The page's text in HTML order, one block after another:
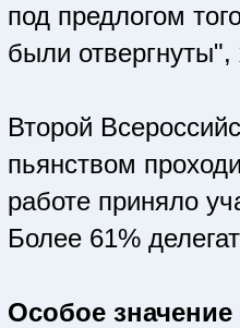
под предлогом
были
Второй
пьянством
работе приняло
Более 61%
Особое